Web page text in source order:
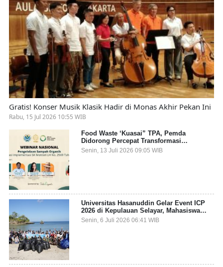
Gratis! Konser Musik Klasik Hadir di Monas Akhir Pekan Ini
Rabu, 15 Jul 2026 10:55 WIB
Food Waste ‘Kuasai” TPA, Pemda
Didorong Percepat Transformasi
Pengelolaan Sampah Organik dari Sumber
Senin, 13 Juli 2026 09:05 WIB
Universitas Hasanuddin Gelar Event ICP
2026 di Kepulauan Selayar, Mahasiswa
dari 27 Negara Jadi Partisipan
Senin, 6 Juli 2026 06:41 WIB